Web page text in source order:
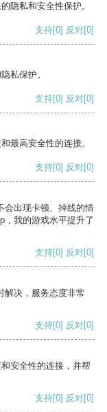
隐私和安全性保护。
支持[0] 反对[0]
私保护。
支持[0] 反对[0]
最高安全性的连接。
支持[0] 反对[0]
会出现卡顿、掉线的情
，我的游戏水平提升了
支持[0] 反对[0]
解决，服务态度非常
支持[0] 反对[0]
安全性的连接，并帮
支持[0] 反对[0]